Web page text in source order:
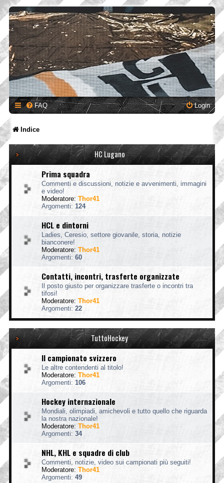
FAQ Login
Indice
HC Lugano
Prima squadra
Commenti e discussioni, notizie e avvenimenti, immagini
e video!
Moderatore: Thor41
Argomenti: 124
HCL e dintorni
Ladies, Ceresio, settore giovanile, storia, notizie
bianconere!
Moderatore: Thor41
Argomenti: 60
Contatti, incontri, trasferte organizzate
Il posto giusto per organizzare trasferte o incontri tra
tifosi!
Moderatore: Thor41
Argomenti: 22
TuttoHockey
Il campionato svizzero
Le altre contendenti al titolo!
Moderatore: Thor41
Argomenti: 106
Hockey internazionale
Mondiali, olimpiadi, amichevoli e tutto quello che riguarda
la nostra nazionale!
Moderatore: Thor41
Argomenti: 34
NHL, KHL e squadre di club
Commenti, notizie, video sui campionati più seguiti!
Moderatore: Thor41
Argomenti: 49